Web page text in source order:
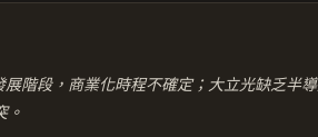
展階段，商業化時程不確定；大立光缺乏半
。